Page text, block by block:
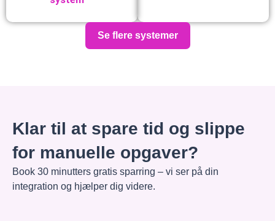
Se flere systemer
Klar til at spare tid og slippe
for manuelle opgaver?
Book 30 minutters gratis sparring – vi ser på din
integration og hjælper dig videre.